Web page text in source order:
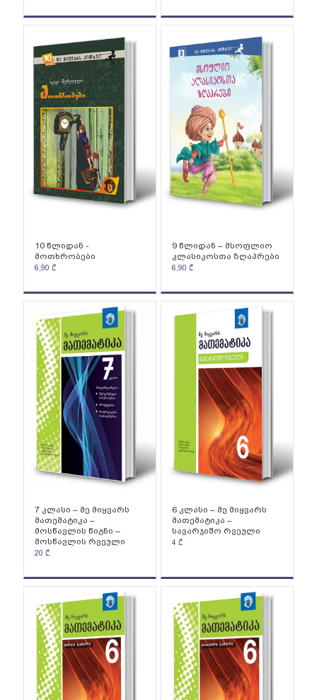
10 წლიდან -
მოთხრობები
6,90 ₾
9 წლიდან – მსოფლიო
კლასიკოსთა ზღაპრები
6,90 ₾
7 კლასი – მე მიყვარს
მათემატიკა –
მოსწავლის წიგნი –
მოსწავლის რვეული
20 ₾
6 კლასი – მე მიყვარს
მათემატიკა –
სავარჯიშო რვეული
4 ₾